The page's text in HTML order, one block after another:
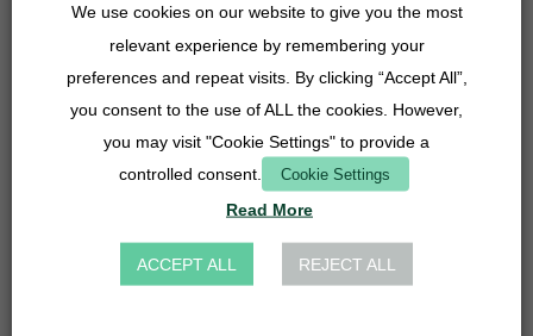
5,90€
вкл. НДС
Соединитель шланга для раковины 27 мм - 14, 16, 20 мм -
прозрачный
4,90€
Расходы на доставку
Решетчатая вставка - 27 мм - нержавеющая сталь
3,90€
We use cookies on our website to give you the most
relevant experience by remembering your
preferences and repeat visits. By clicking “Accept All”,
you consent to the use of ALL the cookies. However,
you may visit "Cookie Settings" to provide a
controlled consent.
Cookie Settings
Read More
ACCEPT ALL REJECT ALL